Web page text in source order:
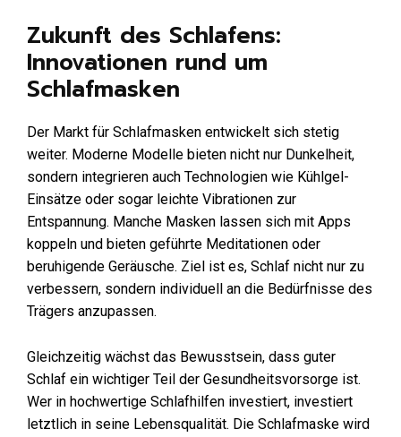
Zukunft des Schlafens:
Innovationen rund um
Schlafmasken
Der Markt für Schlafmasken entwickelt sich stetig
weiter. Moderne Modelle bieten nicht nur Dunkelheit,
sondern integrieren auch Technologien wie Kühlgel-
Einsätze oder sogar leichte Vibrationen zur
Entspannung. Manche Masken lassen sich mit Apps
koppeln und bieten geführte Meditationen oder
beruhigende Geräusche. Ziel ist es, Schlaf nicht nur zu
verbessern, sondern individuell an die Bedürfnisse des
Trägers anzupassen.
Gleichzeitig wächst das Bewusstsein, dass guter
Schlaf ein wichtiger Teil der Gesundheitsvorsorge ist.
Wer in hochwertige Schlafhilfen investiert, investiert
letztlich in seine Lebensqualität. Die Schlafmaske wird